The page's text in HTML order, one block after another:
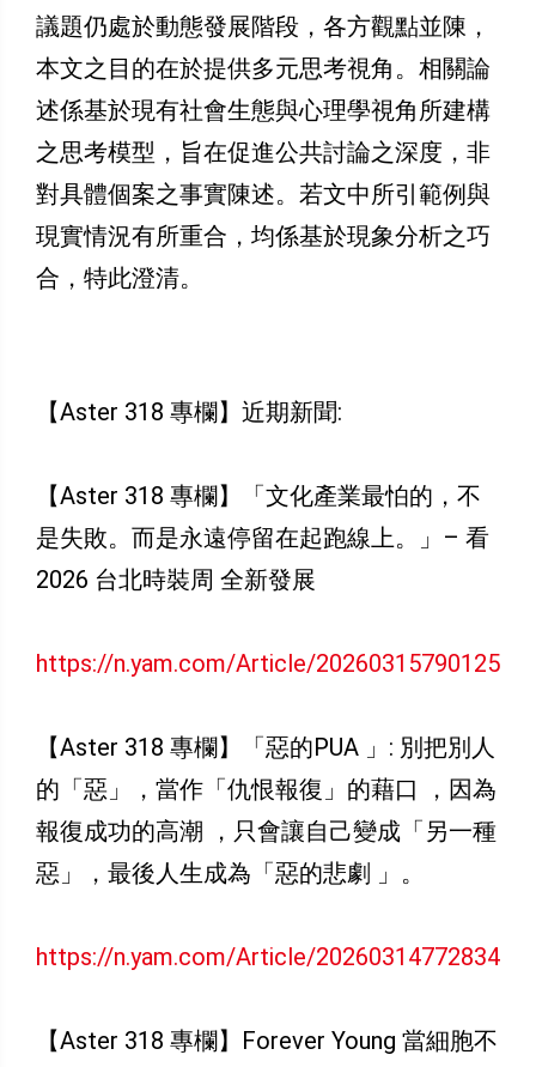
議題仍處於動態發展階段，各方觀點並陳，
本文之目的在於提供多元思考視角。相關論
述係基於現有社會生態與心理學視角所建構
之思考模型，旨在促進公共討論之深度，非
對具體個案之事實陳述。若文中所引範例與
現實情況有所重合，均係基於現象分析之巧
合，特此澄清。
【Aster 318 專欄】近期新聞:
【Aster 318 專欄】「文化產業最怕的，不
是失敗。而是永遠停留在起跑線上。」– 看
2026 台北時裝周 全新發展
https://n.yam.com/Article/20260315790125
【Aster 318 專欄】「惡的PUA 」: 別把別人
的「惡」，當作「仇恨報復」的藉口 ，因為
報復成功的高潮 ，只會讓自己變成「另一種
惡」，最後人生成為「惡的悲劇 」。
https://n.yam.com/Article/20260314772834
【Aster 318 專欄】Forever Young 當細胞不